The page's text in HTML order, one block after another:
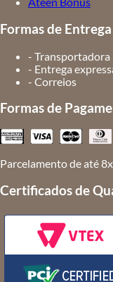
Formas de Entrega
- Transportadora
- Entrega
- Correios
Formas de
Parcelamento de até
Certificados de